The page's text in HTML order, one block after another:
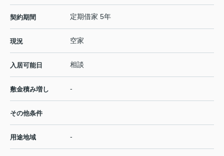
契約期間 定期借家 5年
現況 空家
入居可能日 相談
敷金積み増し -
その他条件
用途地域 -